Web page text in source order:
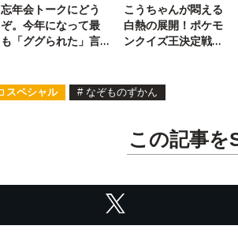
忘年会トークにどう
ぞ。今年になって最
も「ググられた」言
こうちゃんが悶える
白熱の展開！ポケモ
ンクイズ王決定戦
スペシャル # なぞものずかん
この記事を